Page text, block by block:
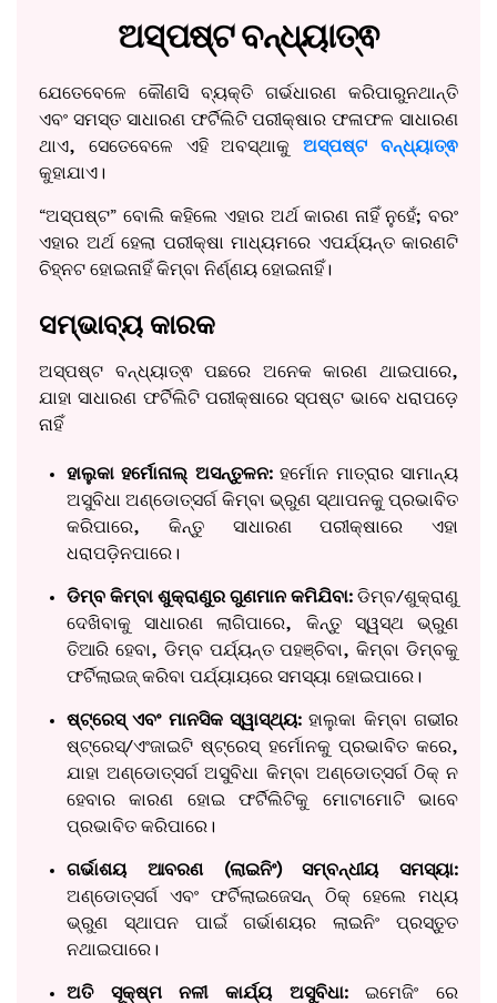
ଅସ୍ପଷ୍ଟ ବନ୍ଧ୍ୟାତ୍ଵ
ଯେତେବେଳେ କୌଣସି ବ୍ୟକ୍ତି ଗର୍ଭଧାରଣ କରିପାରୁନଥାନ୍ତି
ଏବଂ ସମସ୍ତ ସାଧାରଣ ଫର୍ଟିଲିଟି ପରୀକ୍ଷାର ଫଳାଫଳ ସାଧାରଣ
ଥାଏ, ସେତେବେଳେ ଏହି ଅବସ୍ଥାକୁ
ଅସ୍ପଷ୍ଟ ବନ୍ଧ୍ୟାତ୍ଵ
କୁହାଯାଏ।
“ଅସ୍ପଷ୍ଟ” ବୋଲି କହିଲେ ଏହାର ଅର୍ଥ କାରଣ ନାହିଁ ନୁହେଁ; ବରଂ
ଏହାର ଅର୍ଥ ହେଲା ପରୀକ୍ଷା ମାଧ୍ୟମରେ ଏପର୍ଯ୍ୟନ୍ତ କାରଣଟି
ଚିହ୍ନଟ ହୋଇନାହିଁ କିମ୍ବା ନିର୍ଣ୍ଣୟ ହୋଇନାହିଁ।
ସମ୍ଭାବ୍ୟ କାରକ
ଅସ୍ପଷ୍ଟ ବନ୍ଧ୍ୟାତ୍ଵ ପଛରେ ଅନେକ କାରଣ ଥାଇପାରେ,
ଯାହା ସାଧାରଣ ଫର୍ଟିଲିଟି ପରୀକ୍ଷାରେ ସ୍ପଷ୍ଟ ଭାବେ ଧରାପଡ଼େ
ନାହିଁ
ହାଲୁକା ହର୍ମୋନାଲ୍ ଅସନ୍ତୁଳନ:ହର୍ମୋନ ମାତ୍ରାର ସାମାନ୍ୟ
ଅସୁବିଧା ଅଣ୍ଡୋତ୍ସର୍ଗ କିମ୍ବା ଭ୍ରୁଣ ସ୍ଥାପନକୁ ପ୍ରଭାବିତ
କରିପାରେ, କିନ୍ତୁ ସାଧାରଣ ପରୀକ୍ଷାରେ ଏହା
ଧରାପଡ଼ିନପାରେ।
ଡିମ୍ବ କିମ୍ବା ଶୁକ୍ରାଣୁର ଗୁଣମାନ କମିଯିବା: ଡିମ୍ବ/ଶୁକ୍ରାଣୁ
ଦେଖିବାକୁ ସାଧାରଣ ଲାଗିପାରେ, କିନ୍ତୁ ସ୍ୱସ୍ଥ ଭ୍ରୁଣ
ତିଆରି ହେବା, ଡିମ୍ବ ପର୍ଯ୍ୟନ୍ତ ପହଞ୍ଚିବା, କିମ୍ବା ଡିମ୍ବକୁ
ଫର୍ଟିଲାଇଜ୍ କରିବା ପର୍ଯ୍ୟାୟରେ ସମସ୍ୟା ହୋଇପାରେ।
ଷ୍ଟ୍ରେସ୍ ଏବଂ ମାନସିକ ସ୍ୱାସ୍ଥ୍ୟ: ହାଲୁକା କିମ୍ବା ଗଭୀର
ଷ୍ଟ୍ରେସ୍/ଏଂଜାଇଟି ଷ୍ଟ୍ରେସ୍ ହର୍ମୋନକୁ ପ୍ରଭାବିତ କରେ,
ଯାହା ଅଣ୍ଡୋତ୍ସର୍ଗ ଅସୁବିଧା କିମ୍ବା ଅଣ୍ଡୋତ୍ସର୍ଗ ଠିକ୍ ନ
ହେବାର କାରଣ ହୋଇ ଫର୍ଟିଲିଟିକୁ ମୋଟାମୋଟି ଭାବେ
ପ୍ରଭାବିତ କରିପାରେ।
ଗର୍ଭାଶୟ ଆବରଣ (ଲାଇନିଂ) ସମ୍ବନ୍ଧୀୟ ସମସ୍ୟା:
ଅଣ୍ଡୋତ୍ସର୍ଗ ଏବଂ ଫର୍ଟିଲାଇଜେସନ୍ ଠିକ୍ ହେଲେ ମଧ୍ୟ
ଭ୍ରୁଣ ସ୍ଥାପନ ପାଇଁ ଗର୍ଭାଶୟର ଲାଇନିଂ ପ୍ରସ୍ତୁତ
ନଥାଇପାରେ।
ଅତି ସୂକ୍ଷ୍ମ ନଳୀ କାର୍ଯ୍ୟ ଅସୁବିଧା:ଇମେଜିଂ ରେ